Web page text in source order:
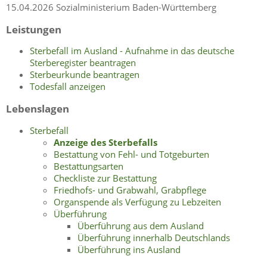
15.04.2026 Sozialministerium Baden-Württemberg
Leistungen
Sterbefall im Ausland - Aufnahme in das deutsche
Sterberegister beantragen
Sterbeurkunde beantragen
Todesfall anzeigen
Lebenslagen
Sterbefall
Anzeige des Sterbefalls
Bestattung von Fehl- und Totgeburten
Bestattungsarten
Checkliste zur Bestattung
Friedhofs- und Grabwahl, Grabpflege
Organspende als Verfügung zu Lebzeiten
Überführung
Überführung aus dem Ausland
Überführung innerhalb Deutschlands
Überführung ins Ausland